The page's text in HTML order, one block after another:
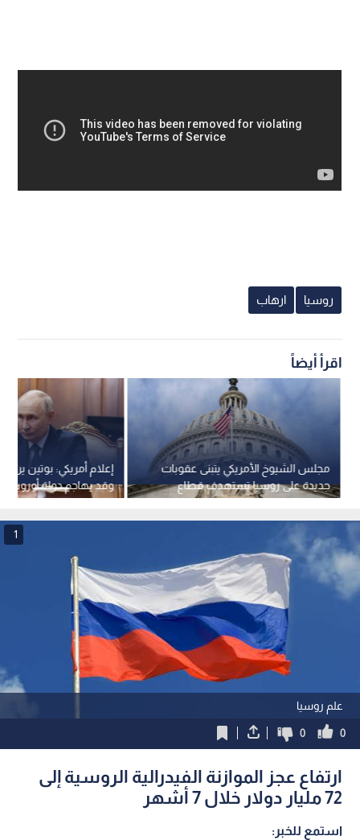
روسيا ارهاب
اقرأ أيضاً
إعلام أمريكي: بوتين
وقد يهاجم دولة أوروبية
تماسكه
مجلس الشيوخ الأمريكي يتبنى عقوبات
جديدة على روسيا تستهدف قطاع
الطاقة
علم روسيا
1
0
0
ارتفاع عجز الموازنة الفيدرالية الروسية إلى
72 مليار دولار خلال 7 أشهر
استمع للخبر: